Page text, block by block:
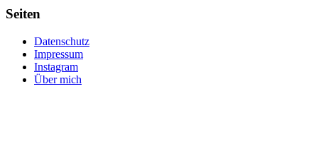
Seiten
Datenschutz
Impressum
Instagram
Über mich